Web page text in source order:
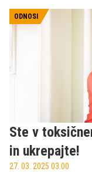
zveze – in
ODNOSI
Ste v
in ukrepajte!
27. 03. 2025 03.00